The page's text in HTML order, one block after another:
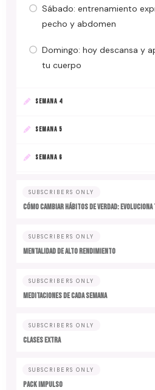
Sábado: entrenamiento
pecho y abdomen
Domingo: hoy descansa y
tu cuerpo
SEMANA 4
SEMANA 5
SEMANA 6
SUBSCRIBERS ONLY
Cómo cambiar hábitos de verdad:
SUBSCRIBERS ONLY
MENTALIDAD DE ALTO RENDIMIENTO
SUBSCRIBERS ONLY
MEDITACIONES DE CADA SEMANA
SUBSCRIBERS ONLY
CLASES EXTRA
SUBSCRIBERS ONLY
PACK IMPULSO